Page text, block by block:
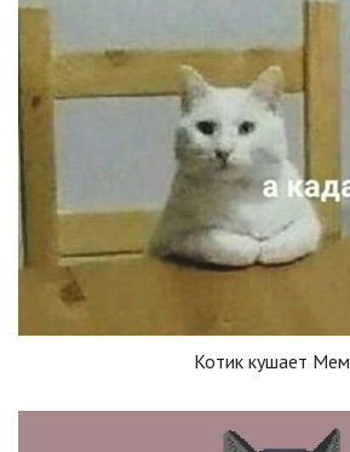
Котик кушает Мем